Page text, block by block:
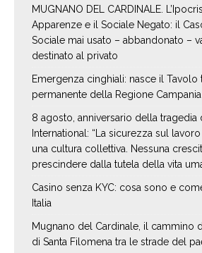
MUGNANO DEL CARDINALE.
Apparenze e il Sociale Negato: il
Sociale mai usato – abbandonato –
destinato al privato
Emergenza cinghiali: nasce il Tavolo
permanente della Regione Campania
8 agosto, anniversario della tragedia
International: “La sicurezza sul
una cultura collettiva. Nessuna
prescindere dalla tutela della vita
Casino senza KYC: cosa sono e
Italia
Mugnano del Cardinale, il cammino
di Santa Filomena tra le strade del